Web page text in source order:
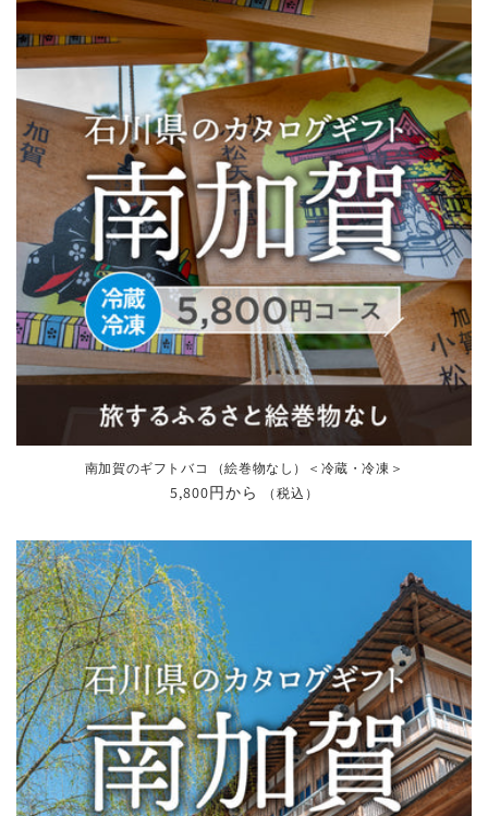
格
南加賀のギフトバコ （絵巻物なし）＜冷蔵・冷凍＞
通
価
格
5,800円から （税込）